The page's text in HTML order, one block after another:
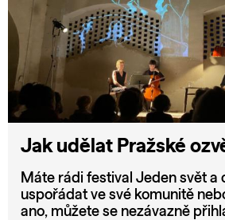
Jak udělat Pražské
Máte rádi festival Jeden svět a
uspořádat ve své komunitě
ano, můžete se nezávazně